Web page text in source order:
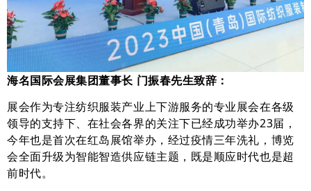
海名国际会展集团董事长 门振春先生致辞：
展会作为专注纺织服装产业上下游服务的专业展会在各级
领导的支持下、在社会各界的关注下已经成功举办23届，
今年也是首次在红岛展馆举办，经过疫情三年洗礼，博览
会全面升级为智能智造供应链主题，既是顺应时代也是超
前时代。